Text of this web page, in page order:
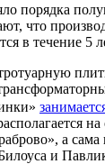
порядка
что
в течение 5
на
а сама
и